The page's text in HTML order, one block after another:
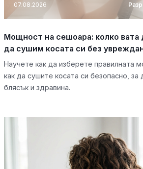
07.08.2026
Мощност на сешоара: колко вата
да сушим косата си без
Научете как да изберете правилната
как да сушите косата си безопасно, за
блясък и здравина.